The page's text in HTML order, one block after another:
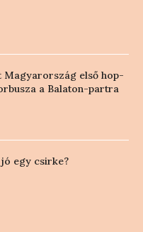
Magyarország első hop-
a Balaton-partra
egy csirke?